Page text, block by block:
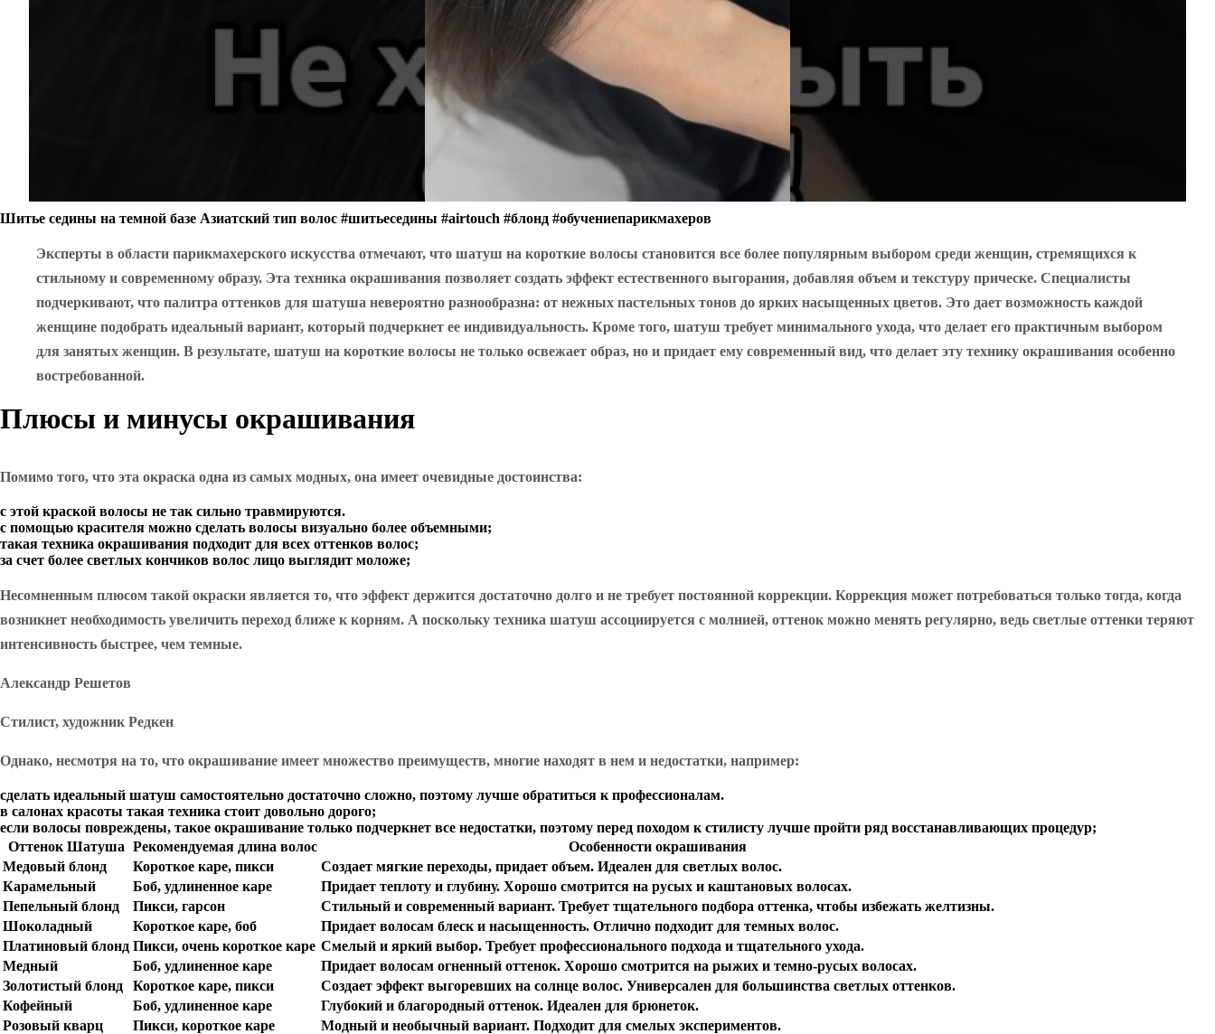
Шитье седины на темной базе Азиатский тип волос #шитьеседины #airtouch #блонд #обучениепарикмахеров
Эксперты в области парикмахерского искусства отмечают, что шатуш на короткие волосы становится все более популярным выбором среди женщин, стремящихся к
стильному и современному образу. Эта техника окрашивания позволяет создать эффект естественного выгорания, добавляя объем и текстуру прическе. Специалисты
подчеркивают, что палитра оттенков для шатуша невероятно разнообразна: от нежных пастельных тонов до ярких насыщенных цветов. Это дает возможность каждой
женщине подобрать идеальный вариант, который подчеркнет ее индивидуальность. Кроме того, шатуш требует минимального ухода, что делает его практичным выбором
для занятых женщин. В результате, шатуш на короткие волосы не только освежает образ, но и придает ему современный вид, что делает эту технику окрашивания особенно
востребованной.
Плюсы и минусы окрашивания
Помимо того, что эта окраска одна из самых модных, она имеет очевидные достоинства:
с этой краской волосы не так сильно травмируются.
с помощью красителя можно сделать волосы визуально более объемными;
такая техника окрашивания подходит для всех оттенков волос;
за счет более светлых кончиков волос лицо выглядит моложе;
Несомненным плюсом такой окраски является то, что эффект держится достаточно долго и не требует постоянной коррекции. Коррекция может потребоваться только тогда, когда
возникнет необходимость увеличить переход ближе к корням. А поскольку техника шатуш ассоциируется с молнией, оттенок можно менять регулярно, ведь светлые оттенки теряют
интенсивность быстрее, чем темные.
Александр Решетов
Стилист, художник Редкен
Однако, несмотря на то, что окрашивание имеет множество преимуществ, многие находят в нем и недостатки, например:
сделать идеальный шатуш самостоятельно достаточно сложно, поэтому лучше обратиться к профессионалам.
в салонах красоты такая техника стоит довольно дорого;
если волосы повреждены, такое окрашивание только подчеркнет все недостатки, поэтому перед походом к стилисту лучше пройти ряд восстанавливающих процедур;
Оттенок Шатуша Рекомендуемая длина волос
Особенности окрашивания
Медовый блонд
Короткое каре, пикси
Создает мягкие переходы, придает объем. Идеален для светлых волос.
Карамельный
Боб, удлиненное каре
Придает теплоту и глубину. Хорошо смотрится на русых и каштановых волосах.
Пепельный блонд
Пикси, гарсон
Стильный и современный вариант. Требует тщательного подбора оттенка, чтобы избежать желтизны.
Шоколадный
Короткое каре, боб
Придает волосам блеск и насыщенность. Отлично подходит для темных волос.
Платиновый блонд Пикси, очень короткое каре Смелый и яркий выбор. Требует профессионального подхода и тщательного ухода.
Медный
Боб, удлиненное каре
Придает волосам огненный оттенок. Хорошо смотрится на рыжих и темно-русых волосах.
Золотистый блонд
Короткое каре, пикси
Создает эффект выгоревших на солнце волос. Универсален для большинства светлых оттенков.
Кофейный
Боб, удлиненное каре
Глубокий и благородный оттенок. Идеален для брюнеток.
Розовый кварц
Пикси, короткое каре
Модный и необычный вариант. Подходит для смелых экспериментов.